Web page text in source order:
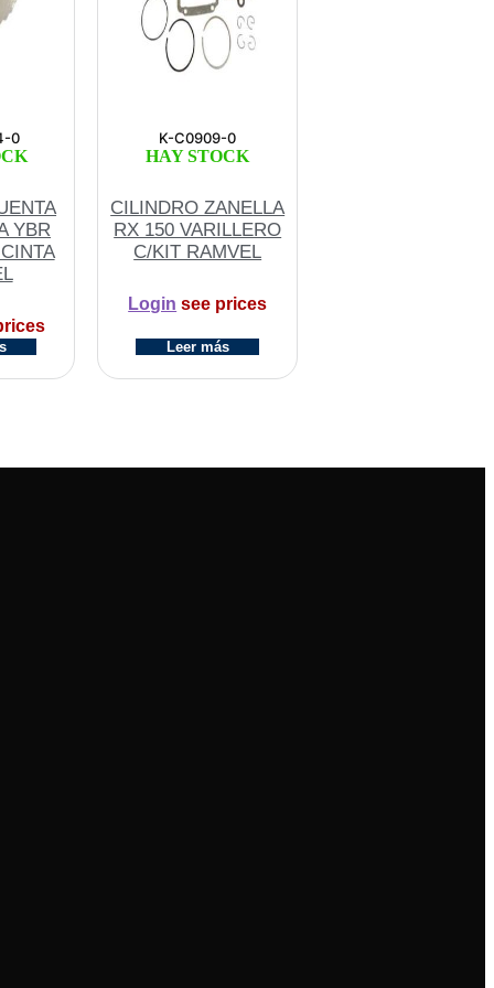
0
YBR
K-C0909-0
HAY STOCK
CILINDRO ZANELLA
RX 150 VARILLERO
C/KIT RAMVEL
Login see prices
Leer más